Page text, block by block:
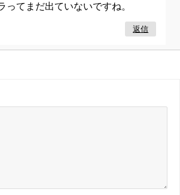
ってまだ出ていないですね。
返信